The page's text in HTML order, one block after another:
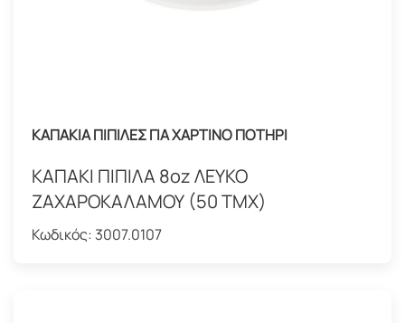
ΚΑΠΑΚΙΑ ΠΙΠΙΛΕΣ ΓΙΑ ΧΑΡΤΙΝΟ ΠΟΤΗΡΙ
ΚΑΠΑΚΙ ΠΙΠΙΛΑ 8oz ΛΕΥΚΟ
ΖΑΧΑΡΟΚΑΛΑΜΟΥ (50 ΤΜΧ)
Κωδικός: 3007.0107